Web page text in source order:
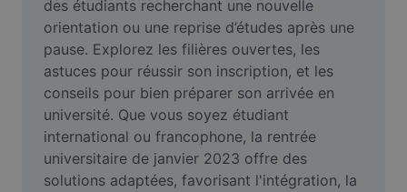
Face Cutout
Vidéo
Suppression de l'arrière-plan de vidéos
Amélioration de la qualité
des étudiants recherchant une nouvelle
orientation ou une reprise d’études après une
pause. Explorez les filières ouvertes, les
astuces pour réussir son inscription, et les
conseils pour bien préparer son arrivée en
université. Que vous soyez étudiant
international ou francophone, la rentrée
universitaire de janvier 2023 offre des
solutions adaptées, favorisant l'intégration, la